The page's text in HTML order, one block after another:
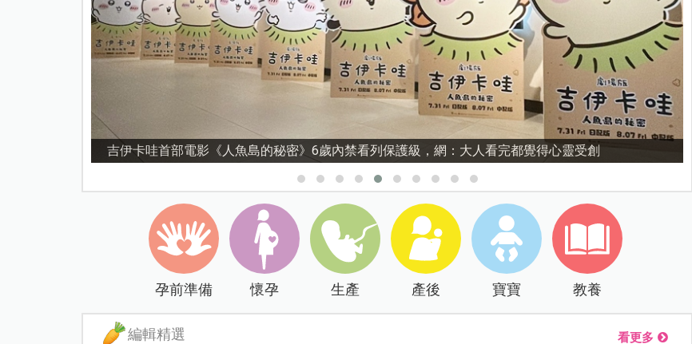
資優教育15問！師鐸獎名師陳宥妤：資優教育的核心，不是成績而是讀懂孩子的心理準備度
孕前準備 懷孕 生產 產後 寶寶 教養
編輯精選 看更多